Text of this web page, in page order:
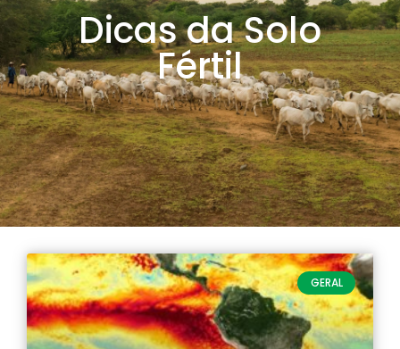
Dicas da Solo
Fértil
GERAL